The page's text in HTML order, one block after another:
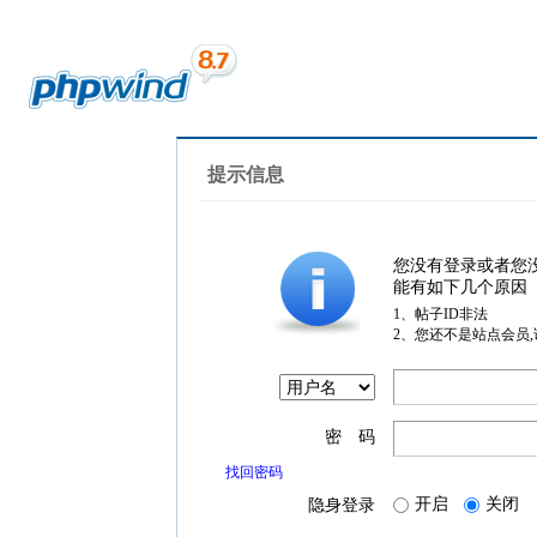
提示信息
您没有登录或者您
能有如下几个原因
1、帖子ID非法
2、您还不是站点会员
密 码
找回密码
隐身登录 开启 关闭